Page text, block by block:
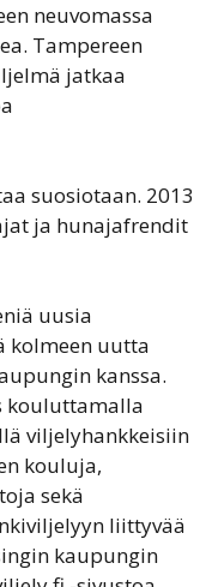
neuvomassa
Tampereen
jatkaa
suosiotaan. 2013
ja hunajafrendit
uusia
kolmeen uutta
kanssa.
kouluttamalla
viljelyhankkeisiin
kouluja,
sekä
liittyvää
kaupungin